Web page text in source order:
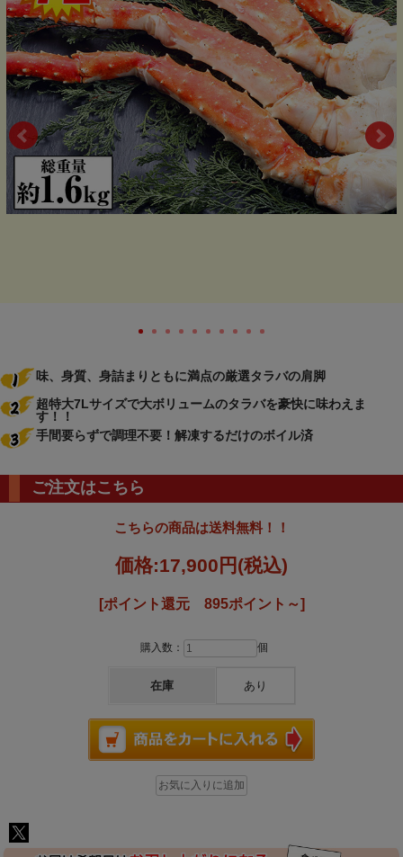
味、身質、身詰まりともに満点の厳選タラバの肩脚
超特大7Lサイズで大ボリュームのタラバを豪快に味わえま
す！！
手間要らずで調理不要！解凍するだけのボイル済
ご注文はこちら
こちらの商品は送料無料！！
価格:17,900円 (税込)
[ポイント還元 895ポイント～]
購入数： 個
在庫 あり